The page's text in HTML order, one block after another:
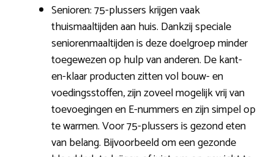
Senioren: 75-plussers krijgen vaak
thuismaaltijden aan huis. Dankzij speciale
seniorenmaaltijden is deze doelgroep minder
toegewezen op hulp van anderen. De kant-
en-klaar producten zitten vol bouw- en
voedingsstoffen, zijn zoveel mogelijk vrij van
toevoegingen en E-nummers en zijn simpel op
te warmen. Voor 75-plussers is gezond eten
van belang. Bijvoorbeeld om een gezonde